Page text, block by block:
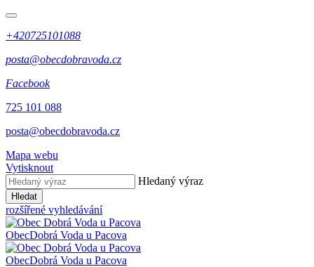
+420725101088
posta@obecdobravoda.cz
Facebook
725 101 088
posta@obecdobravoda.cz
Mapa webu
Vytisknout
Hledaný výraz
Hledat
rozšířené vyhledávání
ObecDobrá Voda u Pacova
ObecDobrá Voda u Pacova